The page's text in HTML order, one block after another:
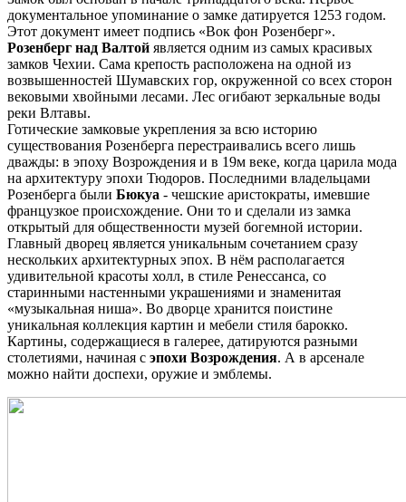
документальное упоминание о замке датируется 1253 годом.
Этот документ имеет подпись «Вок фон Розенберг».
Розенберг над Валтой является одним из самых красивых
замков Чехии. Сама крепость расположена на одной из
возвышенностей Шумавских гор, окруженной со всех сторон
вековыми хвойными лесами. Лес огибают зеркальные воды
реки Влтавы.
Готические замковые укрепления за всю историю
существования Розенберга перестраивались всего лишь
дважды: в эпоху Возрождения и в 19м веке, когда царила мода
на архитектуру эпохи Тюдоров. Последними владельцами
Розенберга были Бюкуа - чешские аристократы, имевшие
французкое происхождение. Они то и сделали из замка
открытый для общественности музей богемной истории.
Главный дворец является уникальным сочетанием сразу
нескольких архитектурных эпох. В нём располагается
удивительной красоты холл, в стиле Ренессанса, со
старинными настенными украшениями и знаменитая
«музыкальная ниша». Во дворце хранится поистине
уникальная коллекция картин и мебели стиля барокко.
Картины, содержащиеся в галерее, датируются разными
столетиями, начиная с эпохи Возрождения. А в арсенале
можно найти доспехи, оружие и эмблемы.